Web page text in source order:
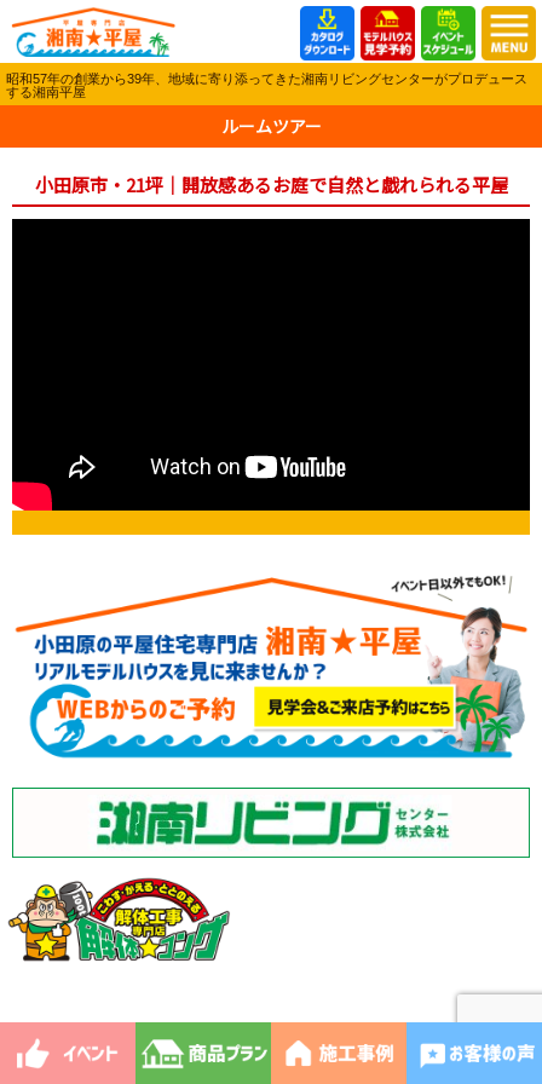
昭和57年の創業から39年、地域に寄り添ってきた湘南リビングセンターがプロデュース
する湘南平屋
ルームツアー
小田原市・21坪｜開放感あるお庭で自然と戯れられる平屋